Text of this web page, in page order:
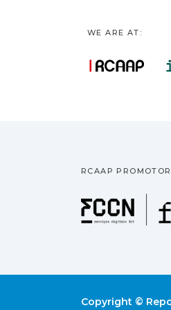
WE ARE AT:
RCAAP
Copyright ©